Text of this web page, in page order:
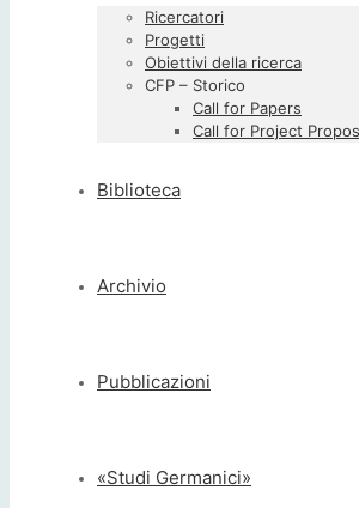
Ricercatori
Progetti
Obiettivi della ricerca
CFP – Storico
Call for Papers
Call for Project
Biblioteca
Archivio
Pubblicazioni
«Studi Germanici»